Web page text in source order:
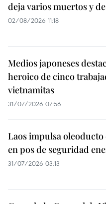
deja varios muertos y
02/08/2026 11:18
Medios japoneses
heroico de cinco
vietnamitas
31/07/2026 07:56
Laos impulsa oleoducto
en pos de seguridad
31/07/2026 03:13